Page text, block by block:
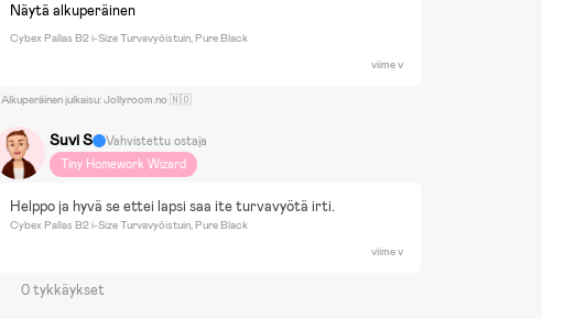
Näytä alkuperäinen
Cybex Pallas B2 i-Size Turvavyöistuin, Pure Black
viime v
Alkuperäinen julkaisu: Jollyroom.no 🇳🇴
Suvi S
Vahvistettu ostaja
Tiny Homework Wizard
Helppo ja hyvä se ettei lapsi saa ite turvavyötä irti.
Cybex Pallas B2 i-Size Turvavyöistuin, Pure Black
viime v
0 tykkäykset